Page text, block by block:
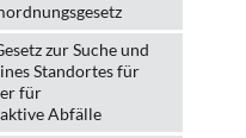
zur Suche und
Standortes für
für
Abfälle